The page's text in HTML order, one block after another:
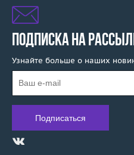
ПОДПИСКА НА
Узнайте больше о наших